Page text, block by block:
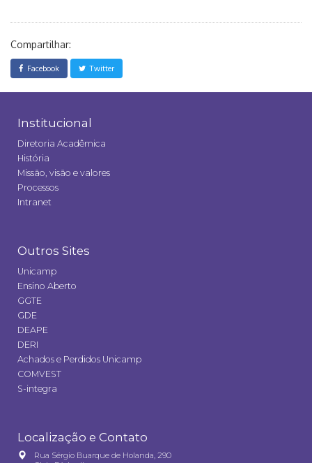
Compartilhar:
Facebook Twitter
Institucional
Diretoria Acadêmica
História
Missão, visão e valores
Processos
Intranet
Outros Sites
Unicamp
Ensino Aberto
GGTE
GDE
DEAPE
DERI
Achados e Perdidos Unicamp
COMVEST
S-integra
Localização e Contato
Rua Sérgio Buarque de Holanda, 290